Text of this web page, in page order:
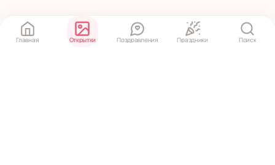
Главная Открытки Поздравления Праздники Поиск